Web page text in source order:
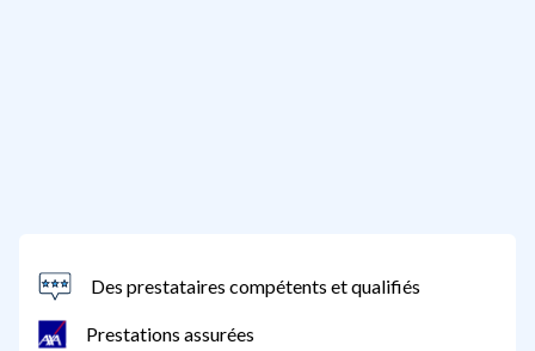
Des prestataires compétents et qualifiés
Prestations assurées